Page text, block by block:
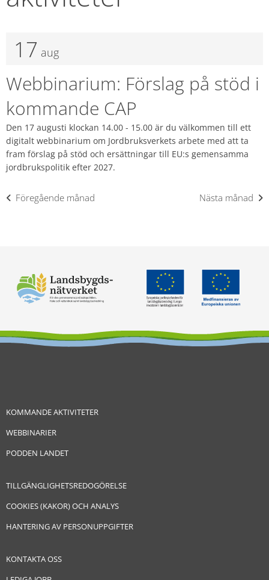
17 aug
Webbinarium: Förslag på stöd i
kommande CAP
Den 17 augusti klockan 14.00 - 15.00 är du välkommen till ett
digitalt webbinarium om Jordbruksverkets arbete med att ta
fram förslag på stöd och ersättningar till EU:s gemensamma
jordbrukspolitik efter 2027.
Föregående månad Nästa månad
KOMMANDE AKTIVITETER
WEBBINARIER
PODDEN LANDET
TILLGÄNGLIGHETSREDOGÖRELSE
COOKIES (KAKOR) OCH ANALYS
HANTERING AV PERSONUPPGIFTER
KONTAKTA OSS